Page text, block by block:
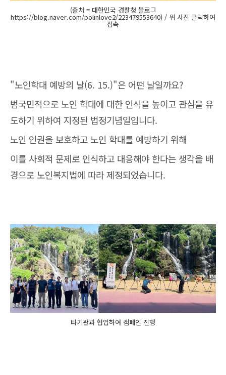
(출처 = 대한민국 경찰청 블로그
https://blog.naver.com/polinlove2/223479553640) / 위 사진 클릭하여
접속
"노인학대 예방의 날(6. 15.)"은 어떤 날일까요?
범국민적으로 노인 학대에 대한 인식을 높이고 관심을 유
도하기 위하여 지정된 법정기념일입니다.
노인 인권을 보호하고 노인 학대를 예방하기 위해
이를 사회적 문제로 인식하고 대응해야 한다는 생각을 배
경으로 노인복지법에 따라 제정되었습니다.
타기관과 협업하여 캠페인 진행